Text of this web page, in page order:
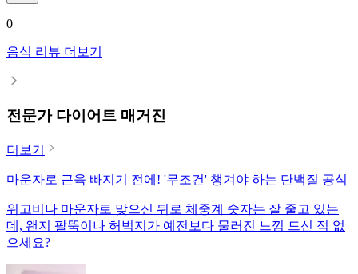
0
음식 리뷰 더보기
전문가 다이어트 매거진
더보기
마운자로 근육 빠지기 전에! '무조건' 챙겨야 하는 단백질 공식
위고비나 마운자로 맞으신 뒤로 체중계 숫자는 잘 줄고 있는
데, 왠지 팔뚝이나 허벅지가 예전보다 물러진 느낌 드신 적 없
으세요?